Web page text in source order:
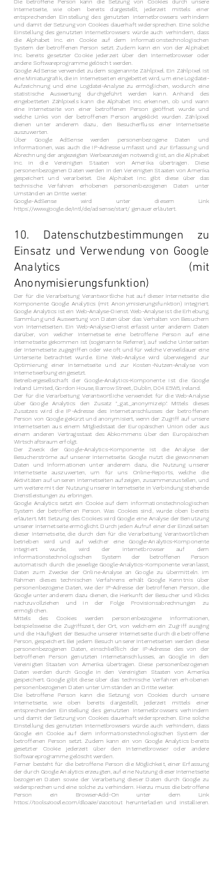
Die betroffene Person kann die Setzung von Cookies durch unsere
Internetseite, wie oben bereits dargestellt, jederzeit mittels einer
entsprechenden Einstellung des genutzten Internetbrowsers verhindern
und damit der Setzung von Cookies dauerhaft widersprechen. Eine solche
Einstellung des genutzten Internetbrowsers würde auch verhindern, dass
die Alphabet Inc. ein Cookie auf dem informationstechnologischen
System der betroffenen Person setzt. Zudem kann ein von der Alphabet
Inc. bereits gesetzter Cookie jederzeit über den Internetbrowser oder
andere Softwareprogramme gelöscht werden.
Google AdSense verwendet zudem sogenannte Zählpixel. Ein Zählpixel ist
eine Miniaturgrafik, die in Internetseiten eingebettet wird, um eine Logdatei-
Aufzeichnung und eine Logdatei-Analyse zu ermöglichen, wodurch eine
statistische Auswertung durchgeführt werden kann. Anhand des
eingebetteten Zählpixels kann die Alphabet Inc. erkennen, ob und wann
eine Internetseite von einer betroffenen Person geöffnet wurde und
welche Links von der betroffenen Person angeklickt wurden. Zählpixel
dienen unter anderem dazu, den Besucherfluss einer Internetseite
auszuwerten.
Über Google AdSense werden personenbezogene Daten und
Informationen, was auch die IP-Adresse umfasst und zur Erfassung und
Abrechnung der angezeigten Werbeanzeigen notwendig ist, an die Alphabet
Inc. in die Vereinigten Staaten von Amerika übertragen. Diese
personenbezogenen Daten werden in den Vereinigten Staaten von Amerika
gespeichert und verarbeitet. Die Alphabet Inc. gibt diese über das
technische Verfahren erhobenen personenbezogenen Daten unter
Umständen an Dritte weiter.
Google-AdSense wird unter diesem Link
https://www.google.de/intl/de/adsense/start/ genauer erläutert.
10. Datenschutzbestimmungen zu
Einsatz und Verwendung von Google
Analytics (mit
Anonymisierungsfunktion)
Der für die Verarbeitung Verantwortliche hat auf dieser Internetseite die
Komponente Google Analytics (mit Anonymisierungsfunktion) integriert.
Google Analytics ist ein Web-Analyse-Dienst. Web-Analyse ist die Erhebung,
Sammlung und Auswertung von Daten über das Verhalten von Besuchern
von Internetseiten. Ein Web-Analyse-Dienst erfasst unter anderem Daten
darüber, von welcher Internetseite eine betroffene Person auf eine
Internetseite gekommen ist (sogenannte Referrer), auf welche Unterseiten
der Internetseite zugegriffen oder wie oft und für welche Verweildauer eine
Unterseite betrachtet wurde. Eine Web-Analyse wird überwiegend zur
Optimierung einer Internetseite und zur Kosten-Nutzen-Analyse von
Internetwerbung eingesetzt.
Betreibergesellschaft der Google-Analytics-Komponente ist die Google
Ireland Limited, Gordon House, Barrow Street, Dublin, D04 E5W5, Ireland.
Der für die Verarbeitung Verantwortliche verwendet für die Web-Analyse
über Google Analytics den Zusatz "_gat._anonymizeIp". Mittels dieses
Zusatzes wird die IP-Adresse des Internetanschlusses der betroffenen
Person von Google gekürzt und anonymisiert, wenn der Zugriff auf unsere
Internetseiten aus einem Mitgliedstaat der Europäischen Union oder aus
einem anderen Vertragsstaat des Abkommens über den Europäischen
Wirtschaftsraum erfolgt.
Der Zweck der Google-Analytics-Komponente ist die Analyse der
Besucherströme auf unserer Internetseite. Google nutzt die gewonnenen
Daten und Informationen unter anderem dazu, die Nutzung unserer
Internetseite auszuwerten, um für uns Online-Reports, welche die
Aktivitäten auf unseren Internetseiten aufzeigen, zusammenzustellen, und
um weitere mit der Nutzung unserer Internetseite in Verbindung stehende
Dienstleistungen zu erbringen.
Google Analytics setzt ein Cookie auf dem informationstechnologischen
System der betroffenen Person. Was Cookies sind, wurde oben bereits
erläutert. Mit Setzung des Cookies wird Google eine Analyse der Benutzung
unserer Internetseite ermöglicht. Durch jeden Aufruf einer der Einzelseiten
dieser Internetseite, die durch den für die Verarbeitung Verantwortlichen
betrieben wird und auf welcher eine Google-Analytics-Komponente
integriert wurde, wird der Internetbrowser auf dem
informationstechnologischen System der betroffenen Person
automatisch durch die jeweilige Google-Analytics-Komponente veranlasst,
Daten zum Zwecke der Online-Analyse an Google zu übermitteln. Im
Rahmen dieses technischen Verfahrens erhält Google Kenntnis über
personenbezogene Daten, wie der IP-Adresse der betroffenen Person, die
Google unter anderem dazu dienen, die Herkunft der Besucher und Klicks
nachzuvollziehen und in der Folge Provisionsabrechnungen zu
ermöglichen.
Mittels des Cookies werden personenbezogene Informationen,
beispielsweise die Zugriffszeit, der Ort, von welchem ein Zugriff ausging
und die Häufigkeit der Besuche unserer Internetseite durch die betroffene
Person, gespeichert. Bei jedem Besuch unserer Internetseiten werden diese
personenbezogenen Daten, einschließlich der IP-Adresse des von der
betroffenen Person genutzten Internetanschlusses, an Google in den
Vereinigten Staaten von Amerika übertragen. Diese personenbezogenen
Daten werden durch Google in den Vereinigten Staaten von Amerika
gespeichert. Google gibt diese über das technische Verfahren erhobenen
personenbezogenen Daten unter Umständen an Dritte weiter.
Die betroffene Person kann die Setzung von Cookies durch unsere
Internetseite, wie oben bereits dargestellt, jederzeit mittels einer
entsprechenden Einstellung des genutzten Internetbrowsers verhindern
und damit der Setzung von Cookies dauerhaft widersprechen. Eine solche
Einstellung des genutzten Internetbrowsers würde auch verhindern, dass
Google ein Cookie auf dem informationstechnologischen System der
betroffenen Person setzt. Zudem kann ein von Google Analytics bereits
gesetzter Cookie jederzeit über den Internetbrowser oder andere
Softwareprogramme gelöscht werden.
Ferner besteht für die betroffene Person die Möglichkeit, einer Erfassung
der durch Google Analytics erzeugten, auf eine Nutzung dieser Internetseite
bezogenen Daten sowie der Verarbeitung dieser Daten durch Google zu
widersprechen und eine solche zu verhindern. Hierzu muss die betroffene
Person ein Browser-Add-On unter dem Link
https://tools.google.com/dlpage/gaoptout herunterladen und installieren.